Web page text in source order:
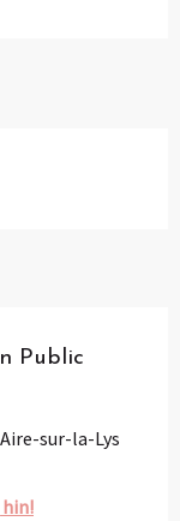
Public
sur-la-Lys